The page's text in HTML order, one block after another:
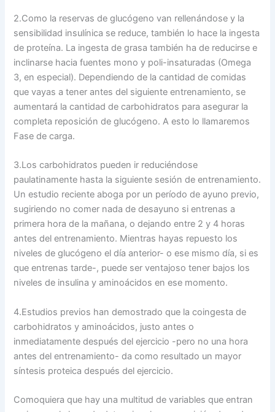
2.Como la reservas de glucógeno van rellenándose y la
sensibilidad insulínica se reduce, también lo hace la ingesta
de proteína. La ingesta de grasa también ha de reducirse e
inclinarse hacia fuentes mono y poli-insaturadas (Omega
3, en especial). Dependiendo de la cantidad de comidas
que vayas a tener antes del siguiente entrenamiento, se
aumentará la cantidad de carbohidratos para asegurar la
completa reposición de glucógeno. A esto lo llamaremos
Fase de carga.
3.Los carbohidratos pueden ir reduciéndose
paulatinamente hasta la siguiente sesión de entrenamiento.
Un estudio reciente aboga por un período de ayuno previo,
sugiriendo no comer nada de desayuno si entrenas a
primera hora de la mañana, o dejando entre 2 y 4 horas
antes del entrenamiento. Mientras hayas repuesto los
niveles de glucógeno el día anterior- o ese mismo día, si es
que entrenas tarde-, puede ser ventajoso tener bajos los
niveles de insulina y aminoácidos en ese momento.
4.Estudios previos han demostrado que la coingesta de
carbohidratos y aminoácidos, justo antes o
inmediatamente después del ejercicio -pero no una hora
antes del entrenamiento- da como resultado un mayor
síntesis proteica después del ejercicio.
Comoquiera que hay una multitud de variables que entran